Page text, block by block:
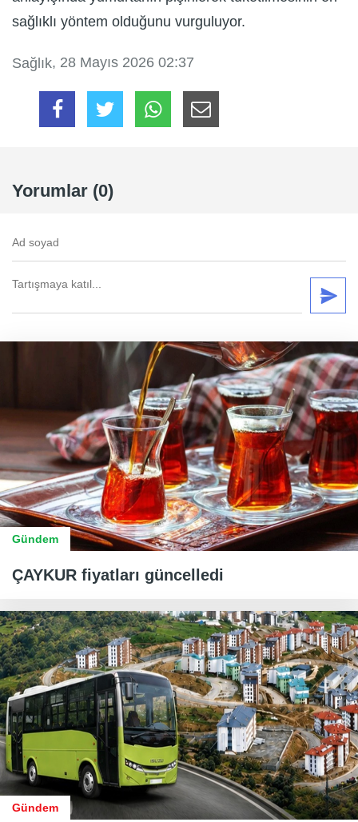
sağlıklı yöntem olduğunu vurguluyor.
Sağlık, 28 Mayıs 2026 02:37
Yorumlar (0)
Gündem
ÇAYKUR fiyatları güncelledi
Gündem